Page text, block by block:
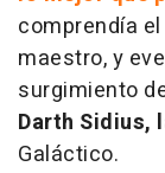
comprendía
maestro, y
surgimiento
Darth Sidius,
Galáctico.